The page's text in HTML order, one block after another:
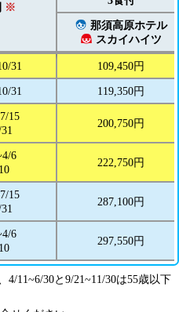
※
那須高原ホテル
スカイハイツ
31
109,450円
31 119,350円
15
200,750円
6
222,750円
15
287,100円
6
297,550円
4/11~6/30と9/21~11/30は55歳以下